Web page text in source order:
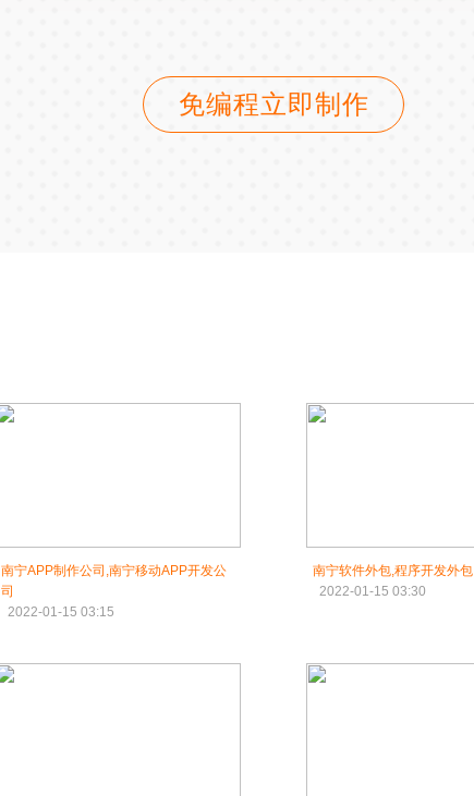
免编程立即制作
南宁APP制作公司,南宁移动APP开发公
司
2022-01-15 03:15
南宁软件外包,程序开发外包
2022-01-15 03:30